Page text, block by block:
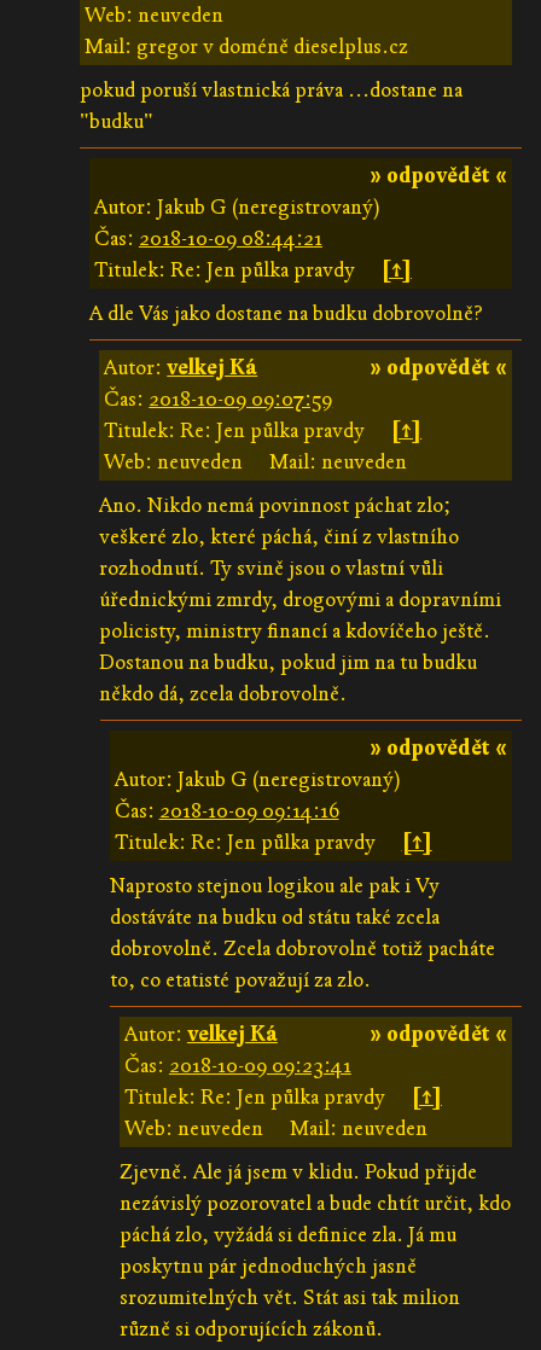
Web: neuveden
Mail: gregor v doméně dieselplus.cz
pokud poruší vlastnická práva ...dostane na
"budku"
» odpovědět «
Autor: Jakub G (neregistrovaný)
Čas: 2018-10-09 08:44:21
Titulek: Re: Jen půlka pravdy
[↑]
A dle Vás jako dostane na budku dobrovolně?
» odpovědět «
Autor:velkej Ká
Čas: 2018-10-09 09:07:59
Titulek: Re: Jen půlka pravdy
[↑]
Web: neuveden
Mail: neuveden
Ano. Nikdo nemá povinnost páchat zlo;
veškeré zlo, které páchá, činí z vlastního
rozhodnutí. Ty svině jsou o vlastní vůli
úřednickými zmrdy, drogovými a dopravními
policisty, ministry financí a kdovíčeho ještě.
Dostanou na budku, pokud jim na tu budku
někdo dá, zcela dobrovolně.
» odpovědět «
Autor: Jakub G (neregistrovaný)
Čas: 2018-10-09 09:14:16
Titulek: Re: Jen půlka pravdy
[↑]
Naprosto stejnou logikou ale pak i Vy
dostáváte na budku od státu také zcela
dobrovolně. Zcela dobrovolně totiž pacháte
to, co etatisté považují za zlo.
» odpovědět «
Autor: velkej Ká
Čas: 2018-10-09 09:23:41
Titulek: Re: Jen půlka pravdy
[↑]
Web: neuveden
Mail: neuveden
Zjevně. Ale já jsem v klidu. Pokud přijde
nezávislý pozorovatel a bude chtít určit, kdo
páchá zlo, vyžádá si definice zla. Já mu
poskytnu pár jednoduchých jasně
srozumitelných vět. Stát asi tak milion
různě si odporujících zákonů.